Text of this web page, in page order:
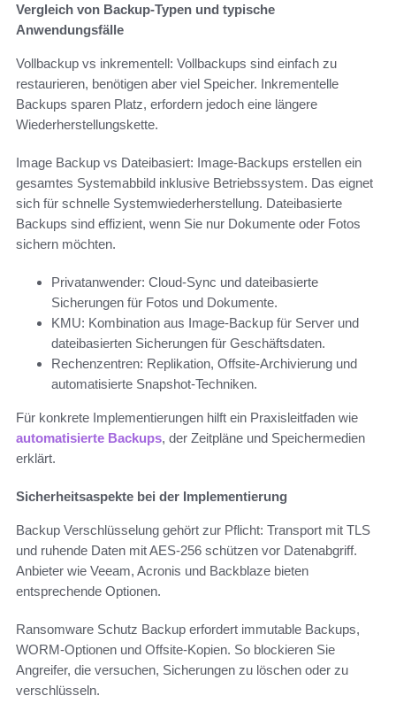
Vergleich von Backup-Typen und typische
Anwendungsfälle
Vollbackup vs inkrementell: Vollbackups sind einfach zu
restaurieren, benötigen aber viel Speicher. Inkrementelle
Backups sparen Platz, erfordern jedoch eine längere
Wiederherstellungskette.
Image Backup vs Dateibasiert: Image-Backups erstellen ein
gesamtes Systemabbild inklusive Betriebssystem. Das eignet
sich für schnelle Systemwiederherstellung. Dateibasierte
Backups sind effizient, wenn Sie nur Dokumente oder Fotos
sichern möchten.
Privatanwender: Cloud-Sync und dateibasierte
Sicherungen für Fotos und Dokumente.
KMU: Kombination aus Image-Backup für Server und
dateibasierten Sicherungen für Geschäftsdaten.
Rechenzentren: Replikation, Offsite-Archivierung und
automatisierte Snapshot-Techniken.
Für konkrete Implementierungen hilft ein Praxisleitfaden wie
automatisierte Backups, der Zeitpläne und Speichermedien
erklärt.
Sicherheitsaspekte bei der Implementierung
Backup Verschlüsselung gehört zur Pflicht: Transport mit TLS
und ruhende Daten mit AES-256 schützen vor Datenabgriff.
Anbieter wie Veeam, Acronis und Backblaze bieten
entsprechende Optionen.
Ransomware Schutz Backup erfordert immutable Backups,
WORM-Optionen und Offsite-Kopien. So blockieren Sie
Angreifer, die versuchen, Sicherungen zu löschen oder zu
verschlüsseln.